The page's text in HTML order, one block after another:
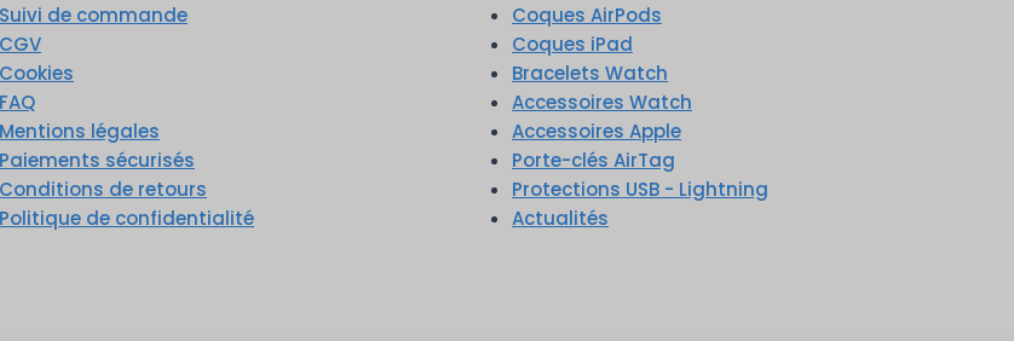
Suivi de commande
CGV
Cookies
FAQ
Mentions légales
Paiements sécurisés
Conditions de retours
Politique de confidentialité
Coques AirPods
Coques iPad
Bracelets Watch
Accessoires Watch
Accessoires Apple
Porte-clés AirTag
Protections USB - Lightning
Actualités